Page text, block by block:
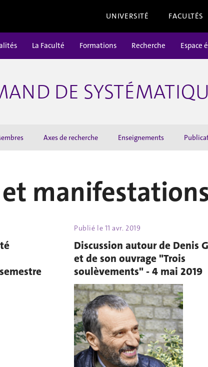
UNIVERSITÉ FACULTÉS
La Faculté Formations Recherche Espace
DE
Axes de recherche Enseignements
Publié le 11 avr. 2019
Discussion autour de Denis
et de son ouvrage "Trois
soulèvements" - 4 mai 2019